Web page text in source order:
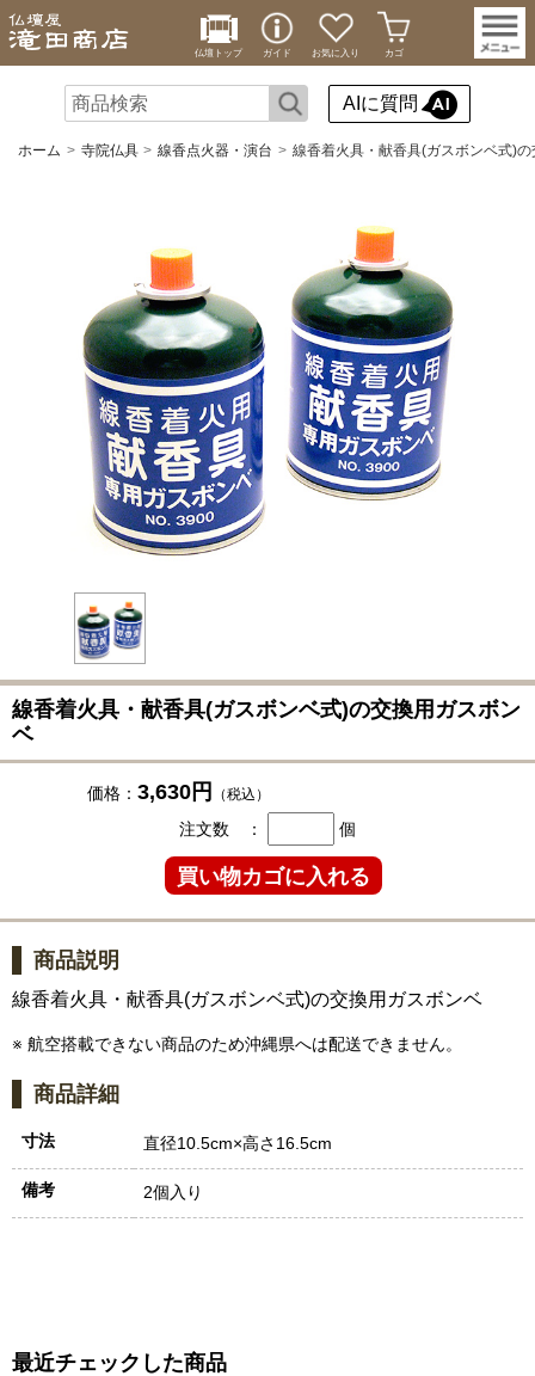
仏壇トップ ガイド お気に入り カゴ
AIに質問
ホーム 寺院仏具 線香点火器・演台 線香着火具・献香具(ガスボンベ式)
線香着火具・献香具(ガスボンベ式)の交換用ガスボン
ベ
価格： 3,630円 （税込）
注文数 ： 個
商品説明
線香着火具・献香具(ガスボンベ式)の交換用ガスボンベ
※ 航空搭載できない商品のため沖縄県へは配送できません。
商品詳細
寸法 直径10.5cm×高さ16.5cm
備考 2個入り
最近チェックした商品